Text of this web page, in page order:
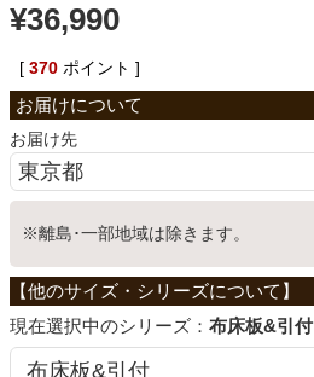
ベッド
収納家具
学習机
ホームオフィス
¥36,990
[ 370 ポイント ]
お届け先
※離島･一部地域は除きます。
シリーズ： 布床板&引付